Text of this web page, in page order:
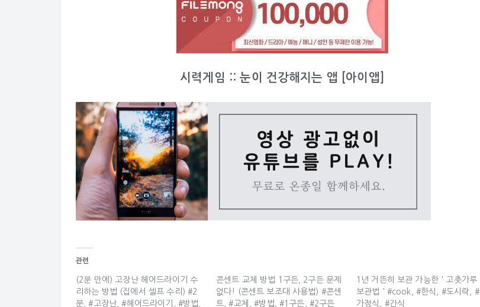
시력게임 :: 눈이 건강해지는 앱 [아이앱]
관련
(2분 만에) 고장난 헤어드라이기 수
리하는 방법 (집에서 셀프 수리) #2
분, #고장난, #헤어드라이기, #방법,
콘센트 교체 방법 1구든, 2구든 문제
없다! (콘센트 보조대 사용법) #콘센
트, #교체, #방법, #1구든, #2구든
1년 거뜬히 보관 가능한 ' 고춧가루
보관법 ' #cook, #한식, #도시락, #
가정식, #간식